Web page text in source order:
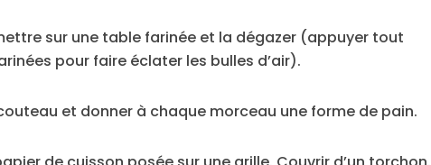
sur une table farinée et la dégazer (appuyer tout
pour faire éclater les bulles d’air).
et donner à chaque morceau une forme de pain.